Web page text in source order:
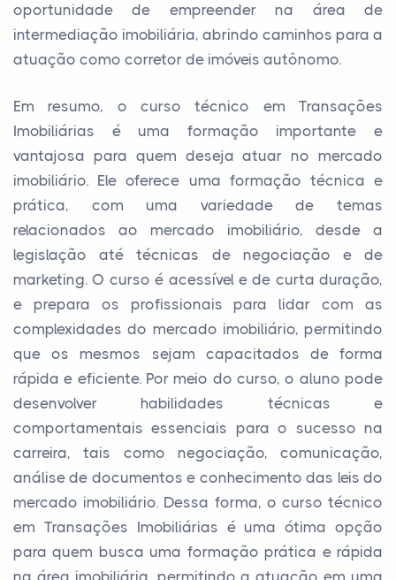
oportunidade de empreender na área de
intermediação imobiliária, abrindo caminhos para a
atuação como corretor de imóveis autônomo.
Em resumo, o curso técnico em Transações
Imobiliárias é uma formação importante e
vantajosa para quem deseja atuar no mercado
imobiliário. Ele oferece uma formação técnica e
prática, com uma variedade de temas
relacionados ao mercado imobiliário, desde a
legislação até técnicas de negociação e de
marketing. O curso é acessível e de curta duração,
e prepara os profissionais para lidar com as
complexidades do mercado imobiliário, permitindo
que os mesmos sejam capacitados de forma
rápida e eficiente. Por meio do curso, o aluno pode
desenvolver habilidades técnicas e
comportamentais essenciais para o sucesso na
carreira, tais como negociação, comunicação,
análise de documentos e conhecimento das leis do
mercado imobiliário. Dessa forma, o curso técnico
em Transações Imobiliárias é uma ótima opção
para quem busca uma formação prática e rápida
na área imobiliária, permitindo a atuação em uma